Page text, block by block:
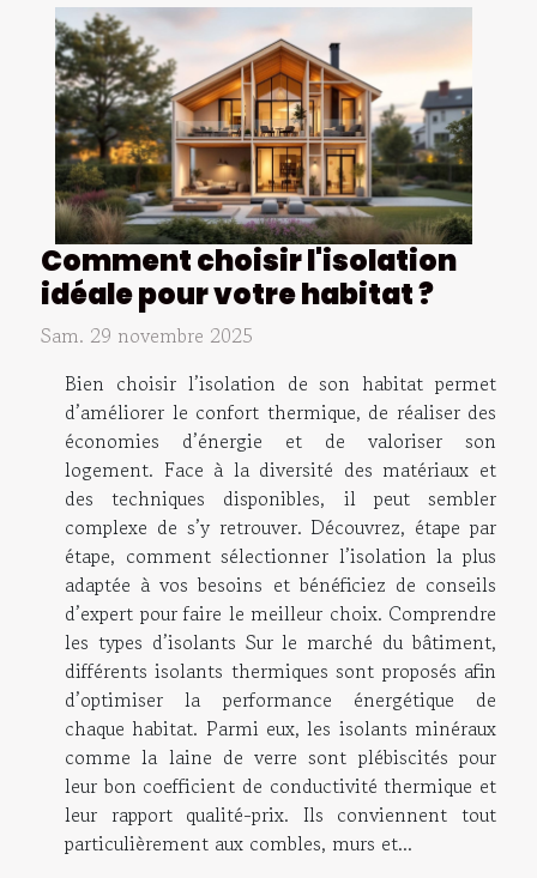
Comment choisir l'isolation
idéale pour votre habitat ?
Sam. 29 novembre 2025
Bien choisir l’isolation de son habitat permet
d’améliorer le confort thermique, de réaliser des
économies d’énergie et de valoriser son
logement. Face à la diversité des matériaux et
des techniques disponibles, il peut sembler
complexe de s’y retrouver. Découvrez, étape par
étape, comment sélectionner l’isolation la plus
adaptée à vos besoins et bénéficiez de conseils
d’expert pour faire le meilleur choix. Comprendre
les types d’isolants Sur le marché du bâtiment,
différents isolants thermiques sont proposés afin
d’optimiser la performance énergétique de
chaque habitat. Parmi eux, les isolants minéraux
comme la laine de verre sont plébiscités pour
leur bon coefficient de conductivité thermique et
leur rapport qualité-prix. Ils conviennent tout
particulièrement aux combles, murs et...